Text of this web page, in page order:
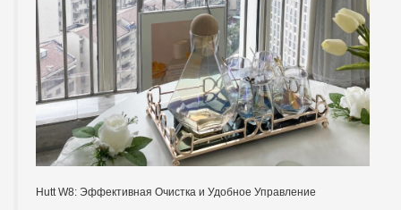
Hutt W8: Эффективная Очистка и Удобное Управление